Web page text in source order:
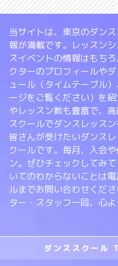
当サイトは、東京のダン
報が満載です。レッスン
スイベントの情報はもち
クターのプロフィールや
ュール（タイムテーブル
ージをご覧ください）を
やレッスン数も豊富で、
スクールでダンスレッス
皆さんが受けたいダンス
クールです。毎月、入会
ン。ぜひチェックしてみ
いてのわからないことは
ルまでお問い合わせくだ
ター・スタッフ一同、心
ダンススクー